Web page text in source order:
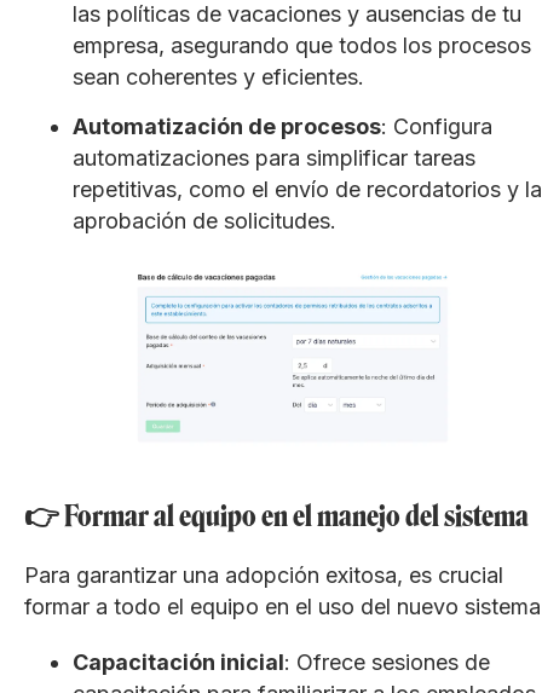
las políticas de vacaciones y ausencias de tu
empresa, asegurando que todos los procesos
sean coherentes y eficientes.
Automatización de procesos: Configura
automatizaciones para simplificar tareas
repetitivas, como el envío de recordatorios y la
aprobación de solicitudes.
👉 Formar al equipo en el manejo del sistema
Para garantizar una adopción exitosa, es crucial
formar a todo el equipo en el uso del nuevo
Capacitación inicial: Ofrece sesiones de